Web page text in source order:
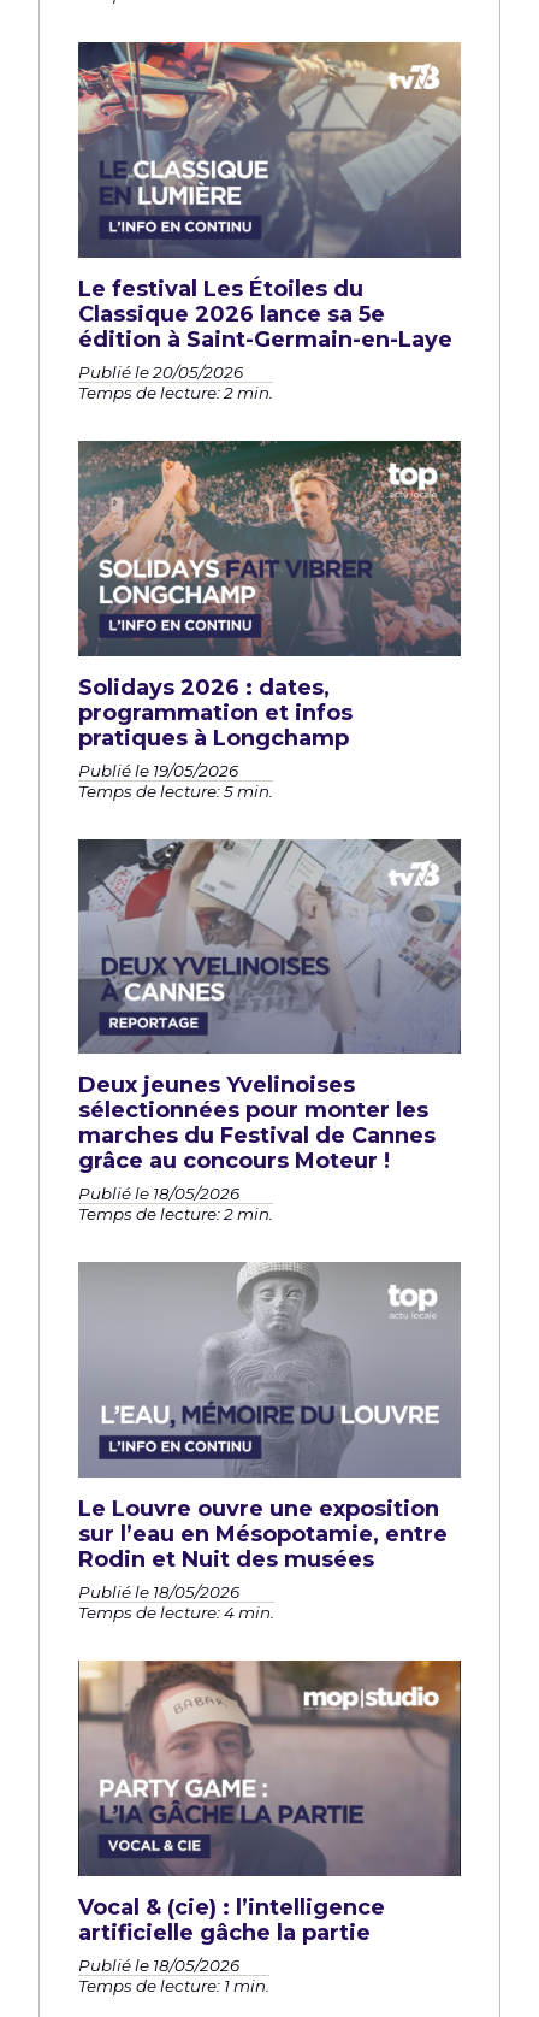
Le festival Les Étoiles du
Classique 2026 lance sa 5e
édition à Saint-Germain-en-Laye
Publié le 20/05/2026
Temps de lecture: 2 min.
Solidays 2026 : dates,
programmation et infos
pratiques à Longchamp
Publié le 19/05/2026
Temps de lecture: 5 min.
Deux jeunes Yvelinoises
sélectionnées pour monter les
marches du Festival de Cannes
grâce au concours Moteur !
Publié le 18/05/2026
Temps de lecture: 2 min.
Le Louvre ouvre une exposition
sur l’eau en Mésopotamie, entre
Rodin et Nuit des musées
Publié le 18/05/2026
Temps de lecture: 4 min.
Vocal & (cie) : l’intelligence
artificielle gâche la partie
Publié le 18/05/2026
Temps de lecture: 1 min.